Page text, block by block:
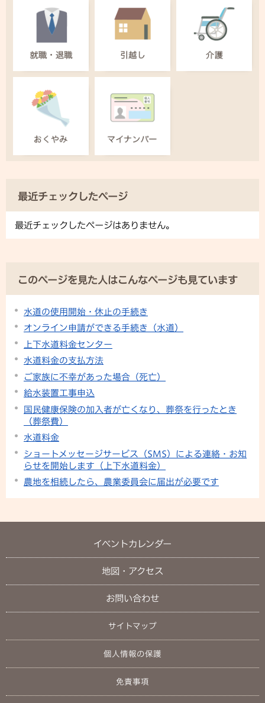
最近チェックしたページ
最近チェックしたページはありません。
このページを見た人はこんなページも見ています
水道の使用開始・休止の手続き
オンライン申請ができる手続き（水道）
上下水道料金センター
水道料金の支払方法
ご家族に不幸があった場合（死亡）
給水装置工事申込
国民健康保険の加入者が亡くなり、葬祭を行ったとき
（葬祭費）
水道料金
ショートメッセージサービス（SMS）による連絡・お知
らせを開始します（上下水道料金）
農地を相続したら、農業委員会に届出が必要です
イベントカレンダー
地図・アクセス
お問い合わせ
サイトマップ
個人情報の保護
免責事項